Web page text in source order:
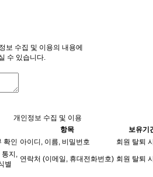
보 수집 및 이용의 내용에
수 있습니다.
개인정보 수집 및 이용
항목
보유기
확인 아이디, 이름, 비밀번호
회원 탈퇴
통지,
별
연락처 (이메일, 휴대전화번호) 회원 탈퇴